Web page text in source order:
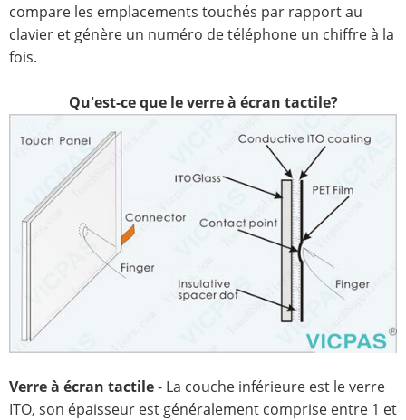
compare les emplacements touchés par rapport au
clavier et génère un numéro de téléphone un chiffre à la
fois.
Qu'est-ce que le verre à écran tactile?
Verre à écran tactile- La couche inférieure est le verre
ITO, son épaisseur est généralement comprise entre 1 et